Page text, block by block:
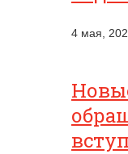
4 мая,